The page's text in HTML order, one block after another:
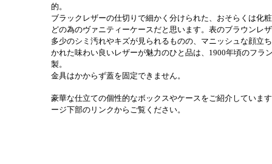
的。
ブラックレザーの仕切りで細かく分けられた、おそらくは化
どの為のヴァニティーケースだと思います。表のブラウンレ
多少のシミ汚れやキズが見られるものの、マニッシュな顔立
かれた味わい良いレザーが魅力のひと品は、1900年頃のフラ
製。
金具はかからず蓋を固定できません。
豪華な仕立ての個性的なボックスやケースをご紹介していま
ージ下部のリンクからご覧ください。